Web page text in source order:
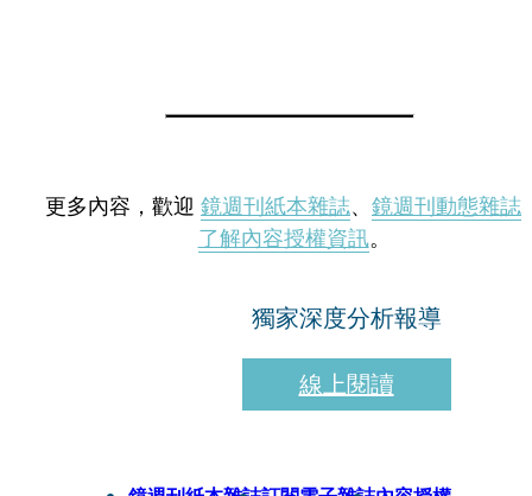
更多內容，歡迎 鏡週刊紙本雜誌、 鏡週刊動態雜誌
了解內容授權資訊。
獨家深度分析報導
線上閱讀